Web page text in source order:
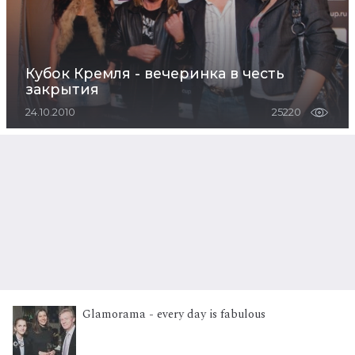
Кубок Кремля - вечеринка в честь
закрытия
24.10.2010 25220
Glamorama - every day is fabulous